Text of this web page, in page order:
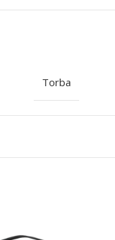
Torba